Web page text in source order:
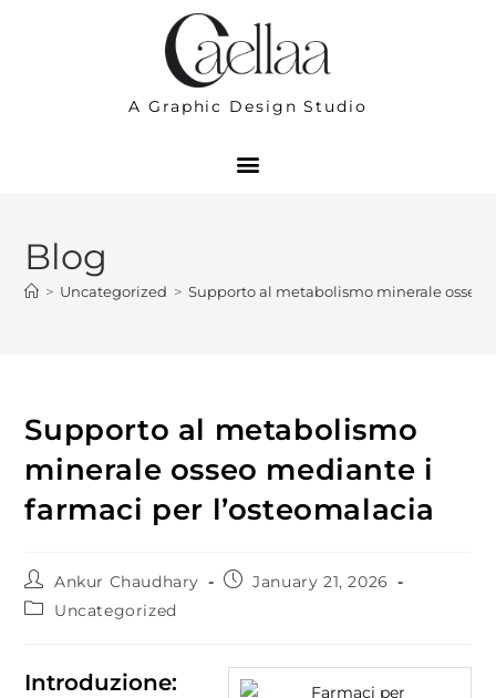
A Graphic Design Studio
Blog
> Uncategorized > Supporto al metabolismo minerale osseo
Supporto al metabolismo
minerale osseo mediante i
farmaci per l’osteomalacia
Ankur Chaudhary
January 21, 2026
Uncategorized
Introduzione: